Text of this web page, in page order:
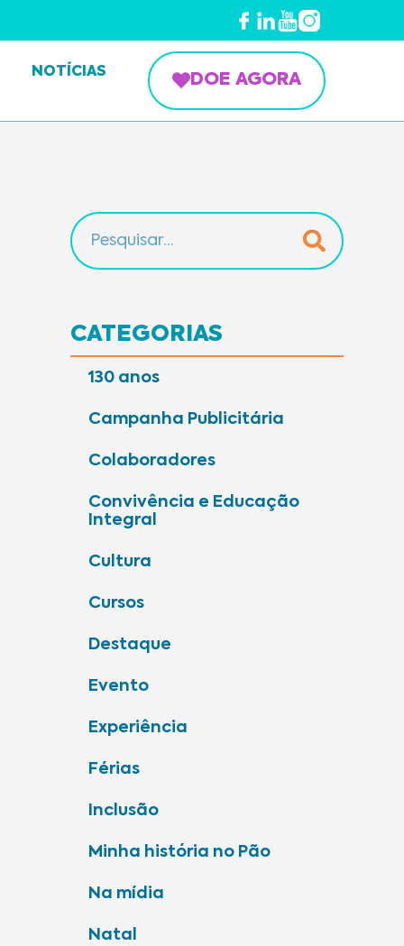
NOTÍCIAS DOE AGORA
CATEGORIAS
130 anos
Campanha Publicitária
Colaboradores
Convivência e Educação
Integral
Cultura
Cursos
Destaque
Evento
Experiência
Férias
Inclusão
Minha história no Pão
Na mídia
Natal